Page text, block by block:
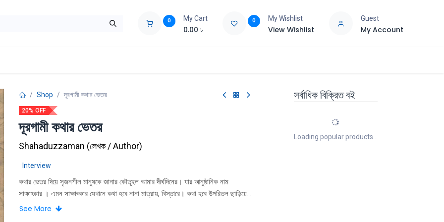
0 My Cart
0.00 ৳
0 My Wishlist
View Wishlist
Guest
My Account
Shop দূরগামী কথার ভেতর
20% OFF
দূরগামী কথার ভেতর
Shahaduzzaman (লেখক / Author)
Interview
কথার ভেতর দিয়ে সৃজনশীল মানুষকে জানার কৌতূহল আমার দীর্ঘদিনের। যার আনুষ্ঠানিক নাম
সাক্ষাৎকার । এমন সাক্ষাৎকার যেখানে কথা হবে নানা মাত্রায়, বিস্তারে। কথা হবে উপরিতল ছাড়িয়ে
গভীরে, কথা হবে দূরগামী। তেমন কিছু সাক্ষাৎকার একসময় নিয়েছিলাম আমার পছন্দের কিছু সৃজনশীল
See More
সর্বাধিক বিক্রিত বই
Loading popular products...